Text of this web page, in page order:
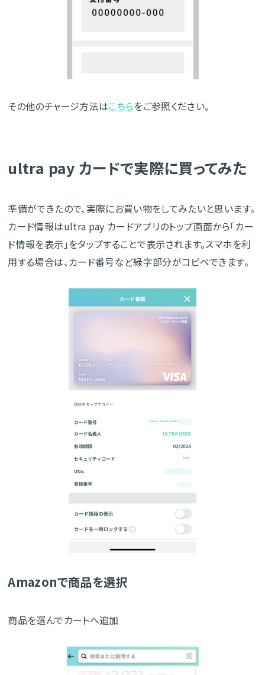
その他のチャージ方法はこちらをご参照ください。
ultra pay カードで実際に買ってみた
準備ができたので、実際にお買い物をしてみたいと思います。
カード情報はultra pay カードアプリのトップ画面から「カー
ド情報を表示」をタップすることで表示されます。スマホを利
用する場合は、カード番号など緑字部分がコピペできます。
Amazonで商品を選択
商品を選んでカートへ追加